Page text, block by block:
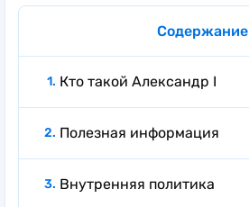
Содержание
Кто такой Александр I
Полезная информация
Внутренняя политика